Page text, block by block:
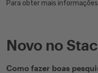
Para obter mais
Novo no
Como fazer boas